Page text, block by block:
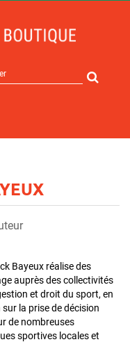
sur
Bayeux réalise des
auprès des collectivités
et droit du sport, en
la prise de décision
de nombreuses
sportives locales et